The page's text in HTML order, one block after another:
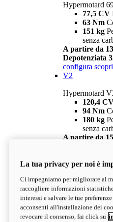
Hypermotard
77,5 CV
63 Nm
151 kg
senza
A partire da
Depotenziata
configura
V2
Hypermotard
120,4
94 Nm
180 kg
senza
A partire da
V2 SP
Hypermotard
120,4
94 Nm
177 kg
senza
La tua privacy per noi è
Ci impegniamo per migliorare al
raccogliere informazioni
interessi e salvare le tue
acconsenti all'installazione dei
revocare il consenso, fai click su